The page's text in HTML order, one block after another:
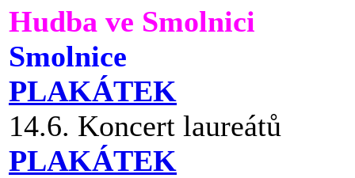
Hudba ve Smolnici
Smolnice
PLAKÁTEK
14.6. Koncert laureátů
PLAKÁTEK